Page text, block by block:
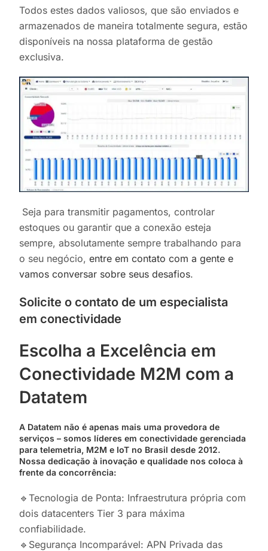
Todos estes dados valiosos, que são enviados e
armazenados de maneira totalmente segura, estão
disponíveis na nossa plataforma de gestão
exclusiva.
Seja para transmitir pagamentos, controlar
estoques ou garantir que a conexão esteja
sempre, absolutamente sempre trabalhando para
o seu negócio,entre em contato com a gente e
vamos conversar sobre seus desafios.
Solicite o contato de um especialista
em conectividade
Escolha a Excelência em
Conectividade M2M com a
Datatem
A Datatem não é apenas mais uma provedora de
serviços – somos líderes em conectividade gerenciada
para telemetria, M2M e IoT no Brasil desde 2012.
Nossa dedicação à inovação e qualidade nos coloca à
frente da concorrência:
🔹Tecnologia de Ponta: Infraestrutura própria com
dois datacenters Tier 3 para máxima
confiabilidade.
🔹Segurança Incomparável: APN Privada das